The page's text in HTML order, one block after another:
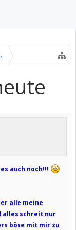
auch noch!!!
alle meine
alles schreit nur
böse mit mir zu